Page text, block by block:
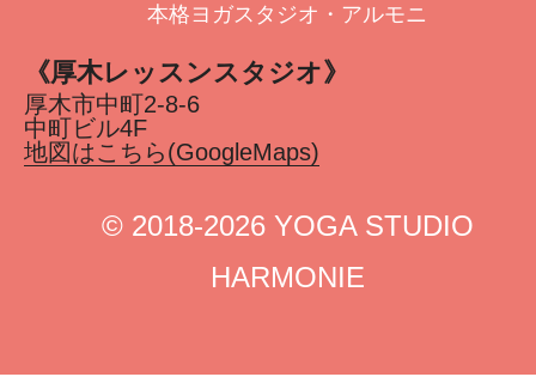
本格ヨガスタジオ・アルモニ
《厚木レッスンスタジオ》
厚木市中町2-8-6
中町ビル4F
地図はこちら(GoogleMaps)
©︎ 2018-2026 YOGA STUDIO
HARMONIE